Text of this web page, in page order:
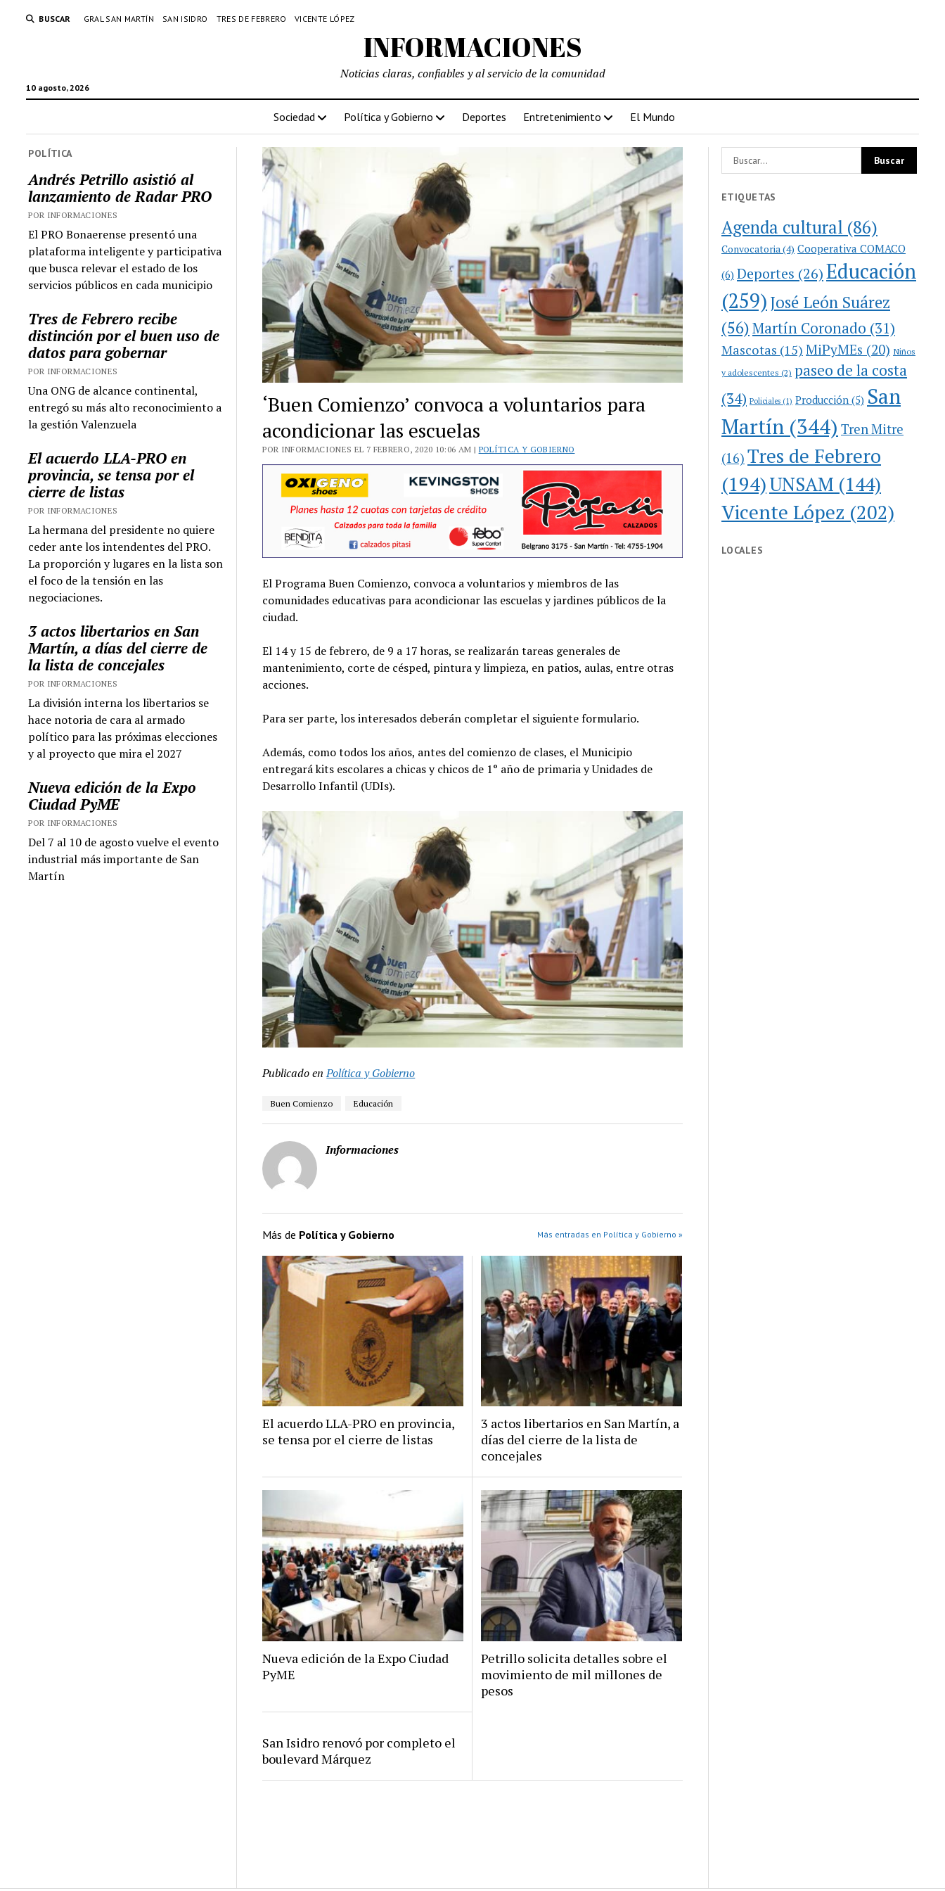
BUSCAR GRAL SAN MARTÍN SAN ISIDRO TRES DE FEBRERO VICENTE LÓPEZ
INFORMACIONES
10 agosto, 2026
Noticias claras, confiables y al servicio de la comunidad
Sociedad Política y Gobierno Deportes Entretenimiento El Mundo
POLÍTICA
Andrés Petrillo asistió al
lanzamiento de Radar PRO
POR INFORMACIONES
El PRO Bonaerense presentó una
plataforma inteligente y participativa
que busca relevar el estado de los
servicios públicos en cada municipio
Tres de Febrero recibe
distinción por el buen uso de
datos para gobernar
POR INFORMACIONES
Una ONG de alcance continental,
entregó su más alto reconocimiento a
la gestión Valenzuela
El acuerdo LLA-PRO en
provincia, se tensa por el
cierre de listas
POR INFORMACIONES
La hermana del presidente no quiere
ceder ante los intendentes del PRO.
La proporción y lugares en la lista son
el foco de la tensión en las
negociaciones.
3 actos libertarios en San
Martín, a días del cierre de
la lista de concejales
POR INFORMACIONES
La división interna los libertarios se
hace notoria de cara al armado
político para las próximas elecciones
y al proyecto que mira el 2027
Nueva edición de la Expo
Ciudad PyME
POR INFORMACIONES
Del 7 al 10 de agosto vuelve el evento
industrial más importante de San
Martín
‘Buen Comienzo’ convoca a voluntarios para
acondicionar las escuelas
POR INFORMACIONES EL 7 FEBRERO, 2020 10:06 AM | POLÍTICA Y GOBIERNO
El Programa Buen Comienzo, convoca a voluntarios y miembros de las
comunidades educativas para acondicionar las escuelas y jardines públicos de la
ciudad.
El 14 y 15 de febrero, de 9 a 17 horas, se realizarán tareas generales de
mantenimiento, corte de césped, pintura y limpieza, en patios, aulas, entre otras
acciones.
Para ser parte, los interesados deberán completar el siguiente formulario.
Además, como todos los años, antes del comienzo de clases, el Municipio
entregará kits escolares a chicas y chicos de 1° año de primaria y Unidades de
Desarrollo Infantil (UDIs).
Publicado en Política y Gobierno
Buen Comienzo Educación
Informaciones
Más de Política y Gobierno Más entradas en Política y Gobierno »
El acuerdo LLA-PRO en provincia,
se tensa por el cierre de listas
3 actos libertarios en San Martín, a
días del cierre de la lista de
concejales
Nueva edición de la Expo Ciudad
PyME
Petrillo solicita detalles sobre el
movimiento de mil millones de
pesos
San Isidro renovó por completo el
boulevard Márquez
ETIQUETAS
Agenda cultural (86)
Convocatoria (4) Cooperativa COMACO
(6) Deportes (26)Educación
(259)José León Suárez
(56)Martín Coronado (31)
Mascotas (15) MiPyMEs (20) Niños
y adolescentes (2) paseo de la costa
(34) Policiales (1) Producción (5) San
Martín (344) Tren Mitre
(16) Tres de Febrero
(194)UNSAM (144)
Vicente López (202)
LOCALES